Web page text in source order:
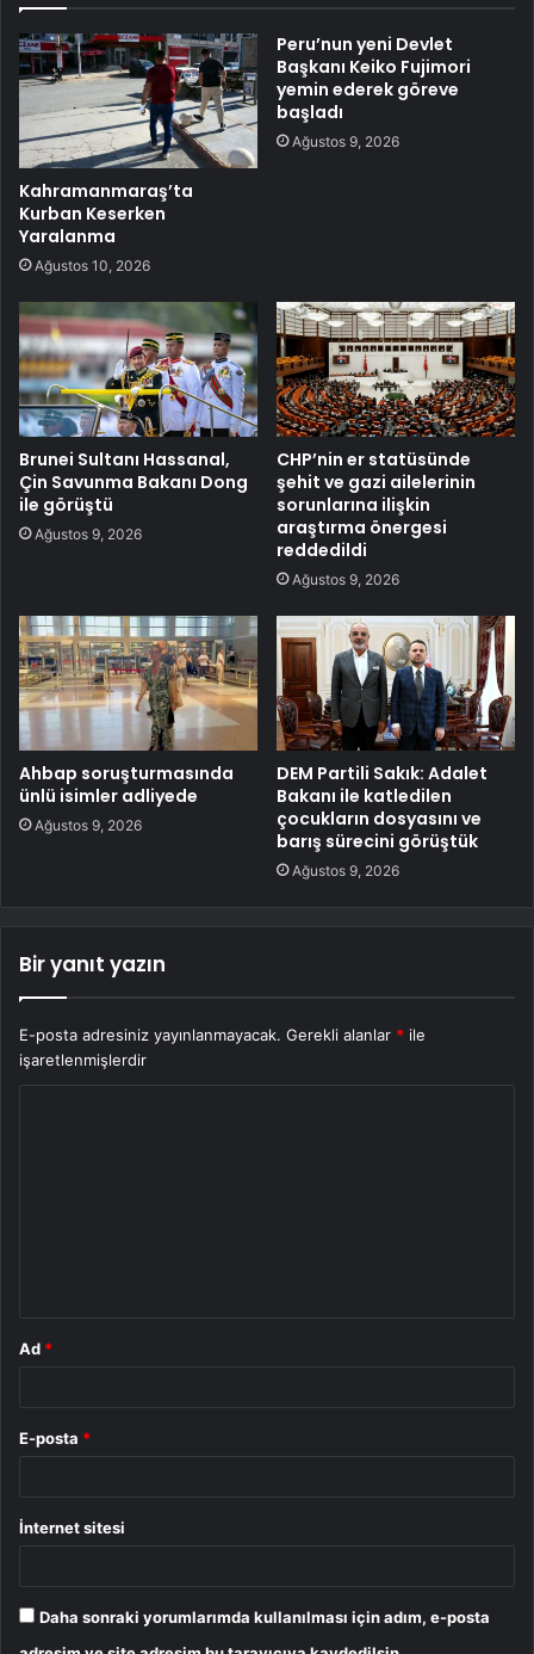
Kahramanmaraş’ta
Kurban Keserken
Yaralanma
Ağustos 10, 2026
Peru’nun yeni Devlet
Başkanı Keiko Fujimori
yemin ederek göreve
başladı
Ağustos 9, 2026
Brunei Sultanı Hassanal,
Çin Savunma Bakanı Dong
ile görüştü
Ağustos 9, 2026
CHP’nin er statüsünde
şehit ve gazi ailelerinin
sorunlarına ilişkin
araştırma önergesi
reddedildi
Ağustos 9, 2026
Ahbap soruşturmasında
ünlü isimler adliyede
Ağustos 9, 2026
DEM Partili Sakık: Adalet
Bakanı ile katledilen
çocukların dosyasını ve
barış sürecini görüştük
Ağustos 9, 2026
Bir yanıt yazın
E-posta adresiniz yayınlanmayacak. Gerekli alanlar * ile
işaretlenmişlerdir
Ad *
E-posta *
İnternet sitesi
Daha sonraki yorumlarımda kullanılması için adım, e-posta